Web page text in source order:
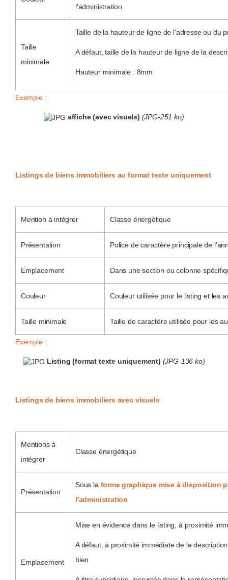
l'administration
Taille
minimale
Taille de la hauteur de ligne de l'adresse ou du
A défaut, taille de la hauteur de ligne de la
Hauteur minimale : 8mm
Exemple :
affiche (avec visuels) (JPG-251 ko)
Listings de biens immobiliers au format texte uniquement
Mention à intégrer Classe énergétique
Présentation Police de caractère principale de
Emplacement Dans une section ou colonne
Couleur Couleur utilisée pour le listing et les
Taille minimale Taille de caractère utilisée pour les
Exemple :
Listing (format texte uniquement) (JPG-136 ko)
Listings de biens immobiliers avec visuels
Mentions à
intégrer
Classe énergétique
Présentation
Sous la forme graphique mise à disposition
l'administration
Emplacement
Mise en évidence dans le listing, à proximité
A défaut, à proximité immédiate de la
bien